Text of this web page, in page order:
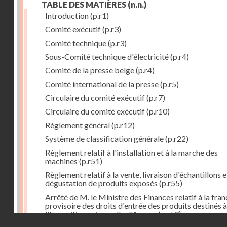
TABLE DES MATIÈRES (n.n.)
Introduction(p.r1)
Comité exécutif(p.r3)
Comité technique(p.r3)
Sous-Comité technique d'électricité(p.r4)
Comité de la presse belge(p.r4)
Comité international de la presse(p.r5)
Circulaire du comité exécutif(p.r7)
Circulaire du comité exécutif(p.r10)
Règlement général(p.r12)
Système de classification générale(p.r22)
Règlement relatif à l'installation et à la marche des
machines (p.r51)
Règlement relatif à la vente, livraison d'échantillons
dégustation de produits exposés (p.r55)
Arrêté de M. le Ministre des Finances relatif à la
provisoire des droits d'entrée des produits destinés à
l'Exposition universelle d'Anvers(p.r59)